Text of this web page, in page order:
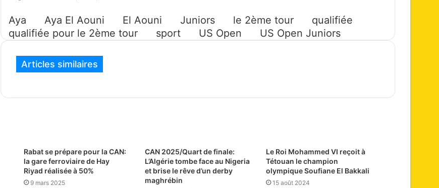
Aya Aya El Aouni El Aouni Juniors le 2ème tour
qualifiée
qualifiée pour le 2ème tour
sport US Open US Open Juniors
Articles similaires
Rabat se prépare pour la CAN:
la gare ferroviaire de Hay
Riyad réalisée à 50%
9 mars 2025
CAN 2025/Quart de finale:
L’Algérie tombe face au Nigeria
et brise le rêve d’un derby
maghrébin
Le Roi Mohammed VI reçoit à
Tétouan le champion
olympique Soufiane El Bakkali
15 août 2024